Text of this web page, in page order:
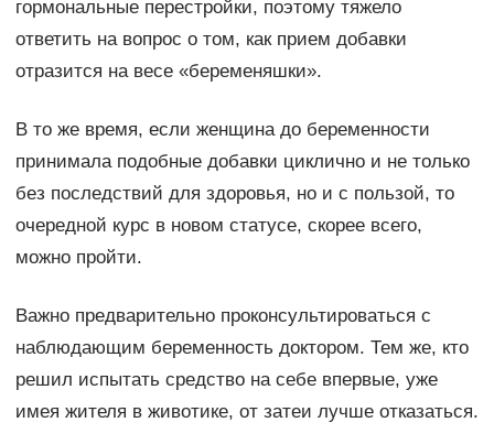
гормональные перестройки, поэтому тяжело
ответить на вопрос о том, как прием добавки
отразится на весе «беременяшки».
В то же время, если женщина до беременности
принимала подобные добавки циклично и не только
без последствий для здоровья, но и с пользой, то
очередной курс в новом статусе, скорее всего,
можно пройти.
Важно предварительно проконсультироваться с
наблюдающим беременность доктором. Тем же, кто
решил испытать средство на себе впервые, уже
имея жителя в животике, от затеи лучше отказаться.